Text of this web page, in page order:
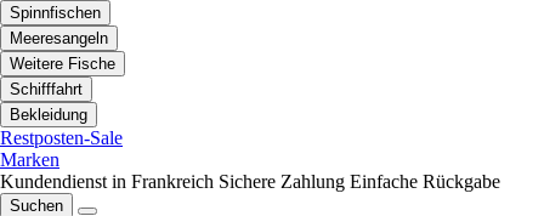
Spinnfischen
Meeresangeln
Weitere Fische
Schifffahrt
Bekleidung
Restposten-Sale
Marken
Kundendienst in Frankreich Sichere Zahlung Einfache Rückgabe
Suchen